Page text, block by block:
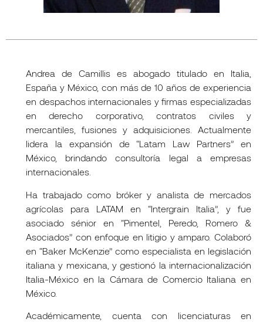
Andrea de Camillis es abogado titulado en Italia,
España y México, con más de 10 años de experiencia
en despachos internacionales y firmas especializadas
en derecho corporativo, contratos civiles y
mercantiles, fusiones y adquisiciones. Actualmente
lidera la expansión de “Latam Law Partners” en
México, brindando consultoría legal a empresas
internacionales.
Ha trabajado como bróker y analista de mercados
agrícolas para LATAM en “Intergrain Italia”, y fue
asociado sénior en “Pimentel, Peredo, Romero &
Asociados” con enfoque en litigio y amparo. Colaboró
en “Baker McKenzie” como especialista en legislación
italiana y mexicana, y gestionó la internacionalización
Italia-México en la Cámara de Comercio Italiana en
México.
Académicamente, cuenta con licenciaturas en